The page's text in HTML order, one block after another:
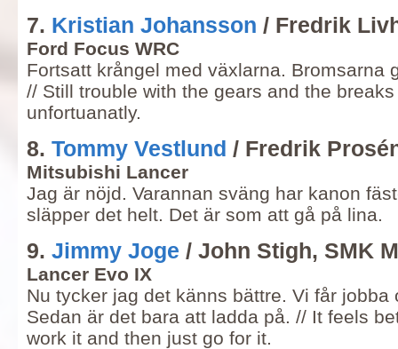
7. Kristian Johansson / Fredrik
Ford Focus WRC
Fortsatt krångel med växlarna. Bromsarna
// Still trouble with the gears and the
unfortuanatly.
8. Tommy Vestlund / Fredrik
Mitsubishi Lancer
Jag är nöjd. Varannan sväng har kanon
släpper det helt. Det är som att gå på lina.
9. Jimmy Joge / John Stigh, SMK
Lancer Evo IX
Nu tycker jag det känns bättre. Vi får jobba
Sedan är det bara att ladda på. // It feels
work it and then just go for it.